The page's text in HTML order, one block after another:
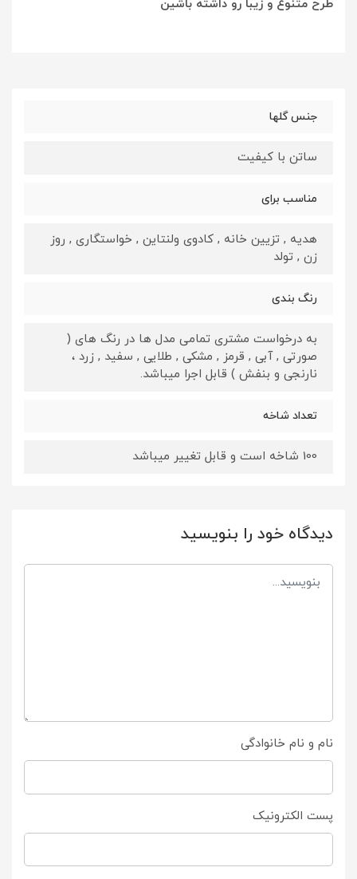
طرح متنوع و زیبا رو داشته باشین
جنس گلها
ساتن با کیفیت
مناسب برای
هدیه , تزیین خانه , کادوی ولنتاین , خواستگاری , روز
زن , تولد
رنگ بندی
به درخواست مشتری تمامی مدل ها در رنگ های (
صورتی , آبی , قرمز , مشکی , طلایی , سفید , زرد ،
نارنجی و بنفش ) قابل اجرا میباشد.
تعداد شاخه
100 شاخه است و قابل تغییر میباشد
دیدگاه خود را بنویسید
نام و نام خانوادگی
پست الکترونیک